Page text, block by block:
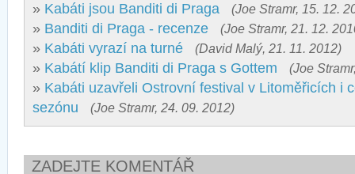
» Kabáti jsou Banditi di Praga (Joe Stramr, 15. 12.
» Banditi di Praga - recenze (Joe Stramr, 21. 12.
» Kabáti vyrazí na turné (David Malý, 21. 11. 2012)
» Kabátí klip Banditi di Praga s Gottem (Joe
» Kabáti uzavřeli Ostrovní festival v Litoměřicích i
sezónu
(Joe Stramr, 24. 09. 2012)
ZADEJTE KOMENTÁŘ